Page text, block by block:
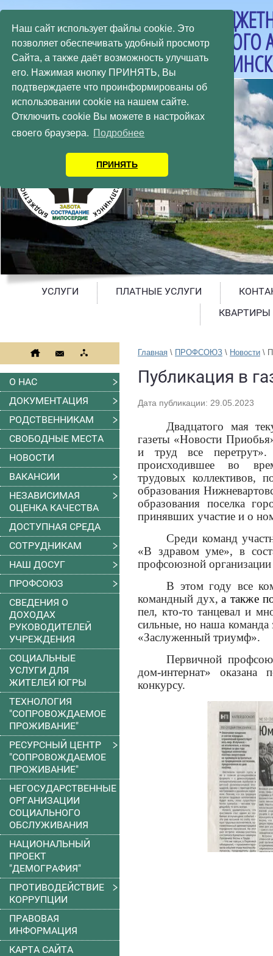
Наш сайт использует файлы cookie. Это
позволяет обеспечивать удобный просмотр
Сайта, а также даёт возможность улучшать
его. Нажимая кнопку ПРИНЯТЬ, Вы
подтверждаете что проинформированы об
использовании cookie на нашем сайте.
Отключить cookie Вы можете в настройках
своего браузера. Подробнее
ПРИНЯТЬ
ХАНТЫ-МАНСИЙСКОГО
УСЛУГИ ПЛАТНЫЕ УСЛУГИ
О НАС
ДОКУМЕНТАЦИЯ
РОДСТВЕННИКАМ
СВОБОДНЫЕ МЕСТА
НОВОСТИ
ВАКАНСИИ
НЕЗАВИСИМАЯ
ОЦЕНКА КАЧЕСТВА
ДОСТУПНАЯ СРЕДА
СОТРУДНИКАМ
НАШ ДОСУГ
ПРОФСОЮЗ
СВЕДЕНИЯ О
ДОХОДАХ
РУКОВОДИТЕЛЕЙ
УЧРЕЖДЕНИЯ
СОЦИАЛЬНЫЕ
УСЛУГИ ДЛЯ
ЖИТЕЛЕЙ ЮГРЫ
ТЕХНОЛОГИЯ
"СОПРОВОЖДАЕМОЕ
ПРОЖИВАНИЕ"
РЕСУРСНЫЙ ЦЕНТР
"СОПРОВОЖДАЕМОЕ
ПРОЖИВАНИЕ"
НЕГОСУДАРСТВЕННЫЕ
ОРГАНИЗАЦИИ
СОЦИАЛЬНОГО
ОБСЛУЖИВАНИЯ
НАЦИОНАЛЬНЫЙ
ПРОЕКТ
"ДЕМОГРАФИЯ"
ПРОТИВОДЕЙСТВИЕ
КОРРУПЦИИ
ПРАВОВАЯ
ИНФОРМАЦИЯ
КАРТА САЙТА
Главная \ ПРОФСОЮЗ \ Новости \
Публикация в
Дата публикации: 29.05.2023
Двадцатого мая
газеты «Новости
и труд все
происходившее во
трудовых коллективов,
образования
образования поселка
принявших участие и о
Среди команд
«В здравом уме», в
профсоюзной
В этом году все
командный дух,а также
пел, кто-то танцевал и
сильные, но наша команда
«Заслуженный триумф».
Первичной
дом-интернат»
конкурсу.